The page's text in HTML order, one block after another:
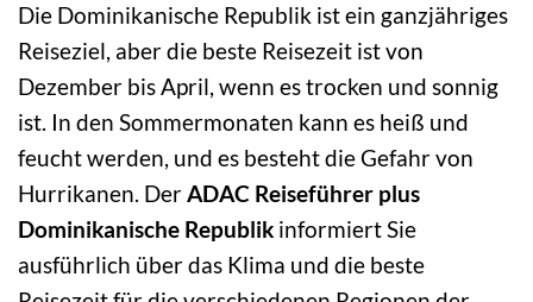
Die Dominikanische Republik ist ein ganzjähriges
Reiseziel, aber die beste Reisezeit ist von
Dezember bis April, wenn es trocken und sonnig
ist. In den Sommermonaten kann es heiß und
feucht werden, und es besteht die Gefahr von
Hurrikanen. DerADAC Reiseführer plus
Dominikanische Republik informiert Sie
ausführlich über das Klima und die beste